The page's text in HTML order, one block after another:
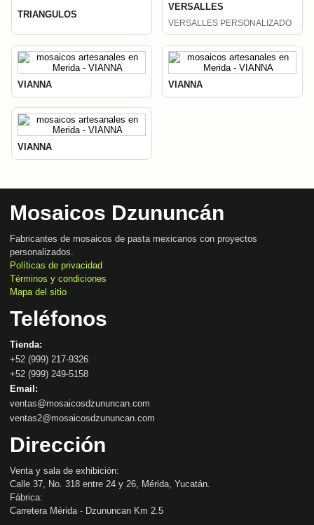
TRIANGULOS
VERSALLES
VERSALLES PERSONALIZADO
VIANNA VIANNA
VIANNA
Mosaicos Dzununcán
Fabricantes de mosaicos de pasta mexicanos con proyectos
personalizados.
Políticas de privacidad
Términos y condiciones
Mapa del sitio
Teléfonos
Tienda:
+52 (999) 217-9326
+52 (999) 249-5158
Email:
ventas@mosaicosdzununcan.com
ventas2@mosaicosdzununcan.com
Dirección
Venta y sala de exhibición:
Calle 37, No. 318 entre 24 y 26, Mérida, Yucatán.
Fábrica:
Carretera Mérida - Dzununcan Km 2.5